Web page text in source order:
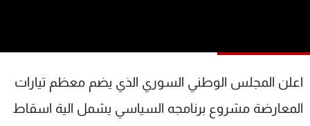
اعلن المجلس الوطني السوري الذي يضم معظم تيارات
المعارضة مشروع برنامجه السياسي يشمل الية اسقاط
شاهد البرامج
الترددات
وظائف